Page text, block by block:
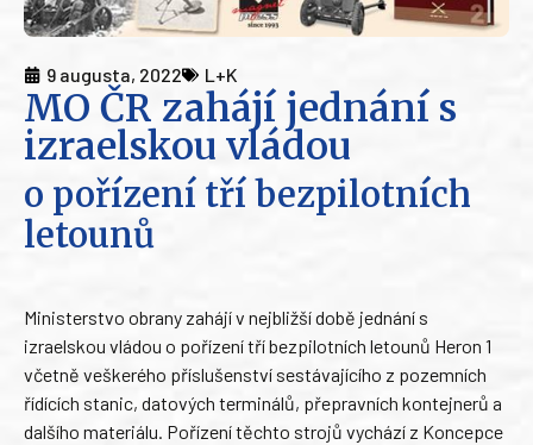
9 augusta, 2022 L+K
MO ČR zahájí jednání s
izraelskou vládou
o pořízení tří bezpilotních
letounů
Ministerstvo obrany zahájí v nejbližší době jednání s
izraelskou vládou o pořízení tří bezpilotních letounů Heron 1
včetně veškerého příslušenství sestávajícího z pozemních
řídících stanic, datových terminálů, přepravních kontejnerů a
dalšího materiálu. Pořízení těchto strojů vychází z Koncepce